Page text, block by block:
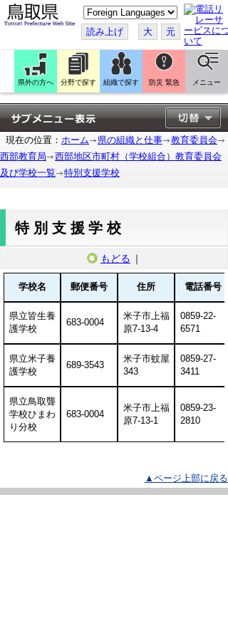
こ
の
ペ
ー
ジ
翻
訳
す
る
読み上げ 大 元
県外の方へ 分野で探す 組織で探す 防災 緊急 メニュー
現在の位置： ホーム 県の組織と仕事
教育委員会
西部教育局
西部地区市町村（学校組合）教育委員会
及び学校一覧
特別支援学校
特別支援学校
もどる ｜
学校名 郵便番号 住所 電話番号
県立皆生養
護学校
683-0004
米子市上福
原7-13-4
0859-22-
6571
県立米子養
護学校
689-3543
米子市蚊屋
343
0859-27-
3411
県立鳥取聾
学校ひまわ
り分校
683-0004
米子市上福
原7-13-1
0859-23-
2810
▲ページ上部に戻る